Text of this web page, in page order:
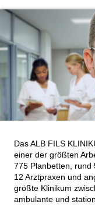
Das ALB FILS
einer der größten
775 Planbetten, rund
12 Arztpraxen und
größte Klinikum
ambulante und